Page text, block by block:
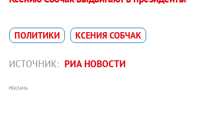
ПОЛИТИКИ КСЕНИЯ СОБЧАК
ИСТОЧНИК: РИА НОВОСТИ
РЕКЛАМА